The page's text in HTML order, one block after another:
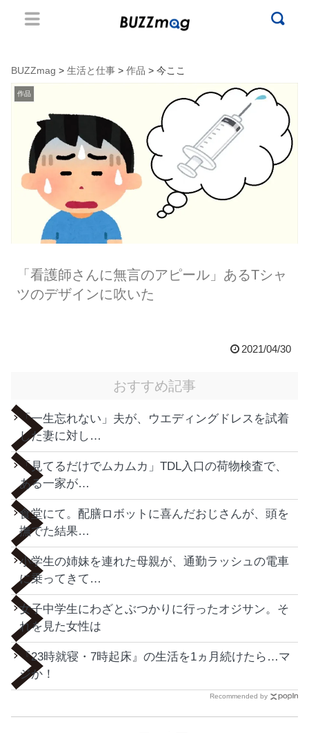
BUZZmag > 生活と仕事 > 作品 > 今ここ
作品
「看護師さんに無言のアピール」あるTシャ
ツのデザインに吹いた
2021/04/30
おすすめ記事
「一生忘れない」夫が、ウエディングドレスを試着
した妻に対し…
「見てるだけでムカムカ」TDL入口の荷物検査で、
ある一家が…
食堂にて。配膳ロボットに喜んだおじさんが、頭を
撫でた結果…
小学生の姉妹を連れた母親が、通勤ラッシュの電車
に乗ってきて…
女子中学生にわざとぶつかりに行ったオジサン。そ
れを見た女性は
『23時就寝・7時起床』の生活を1ヵ月続けたら…マ
ジか！
Recommended by